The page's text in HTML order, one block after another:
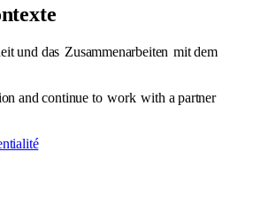
und das Zusammenarbeiten mit dem
and continue to work with a partner